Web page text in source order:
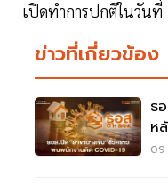
เปิดทำการปกติในวันที่
ข่าวที่เกี่ยวข้อง
ธ
ห
09